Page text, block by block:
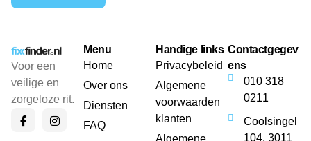
Voor een
veilige en
zorgeloze rit.
Menu
Home
Over ons
Diensten
FAQ
Handige links
Privacybeleid
Algemene
voorwaarden
klanten
Algemene
Contactgegev
ens
010 318
0211
Coolsingel
104, 3011